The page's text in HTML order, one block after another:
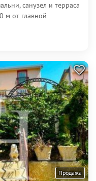
санузел и терраса
м от главной
Продажа